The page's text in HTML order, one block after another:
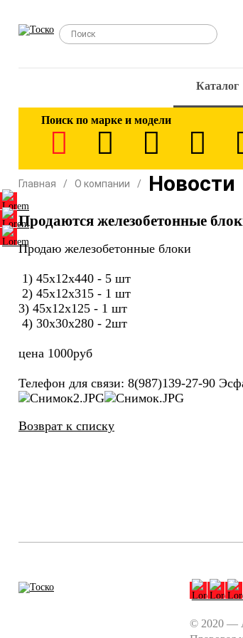
Каталог
Поиск по марке и модели
Главная О компании Новости
Продаются железобетонные
Продаю железобетонные блоки
1) 45х12х440 - 5 шт
2) 45х12х315 - 1 шт
3) 45х12х125 - 1 шт
4) 30х30х280 - 2шт
цена 1000руб
Телефон для связи: 8(987)139-27-90
Возврат к списку
© 2020 —